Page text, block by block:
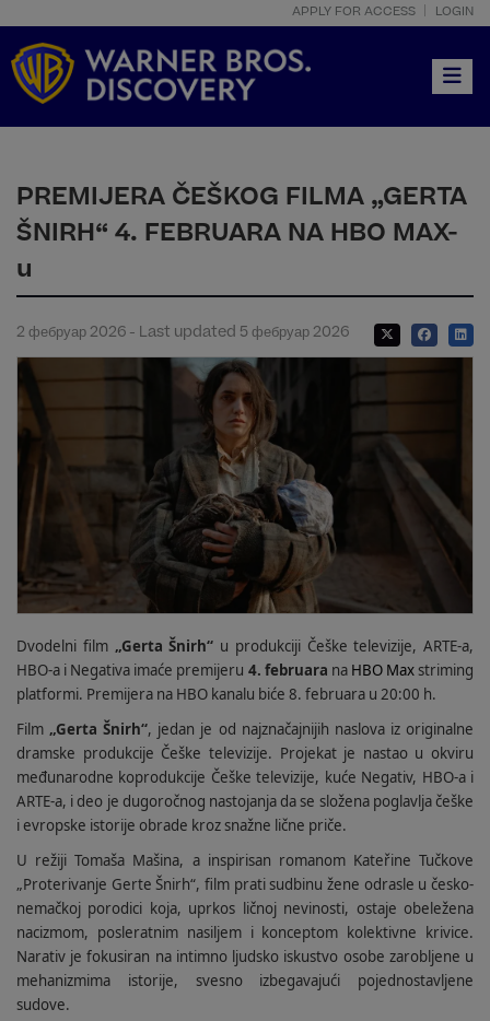
APPLY FOR ACCESS LOGIN
PREMIJERA ČEŠKOG FILMA „GERTA
ŠNIRH“ 4. FEBRUARA NA HBO MAX-
u
2 фебруар 2026 - Last updated 5 фебруар 2026
Dvodelni film „Gerta Šnirh“ u produkciji Češke televizije, ARTE‑a,
HBO-a i Negativa imaće premijeru 4. februara na HBO Maxstriming
platformi. Premijera na HBO kanalu biće 8. februara u 20:00 h.
Film„Gerta Šnirh“, jedan je od najznačajnijih naslova iz originalne
dramske produkcije Češke televizije. Projekat je nastao u okviru
međunarodne koprodukcije Češke televizije, kuće Negativ, HBO-a i
ARTE-a, i deo je dugoročnog nastojanja da se složena poglavlja češke
i evropske istorije obrade kroz snažne lične priče.
U režiji Tomaša Mašina, a inspirisan romanom Kateřine Tučkove
„Proterivanje Gerte Šnirh“, film prati sudbinu žene odrasle u česko-
nemačkoj porodici koja, uprkos ličnoj nevinosti, ostaje obeležena
nacizmom, posleratnim nasiljem i konceptom kolektivne krivice.
Narativ je fokusiran na intimno ljudsko iskustvo osobe zarobljene u
mehanizmima istorije, svesno izbegavajući pojednostavljene
sudove.